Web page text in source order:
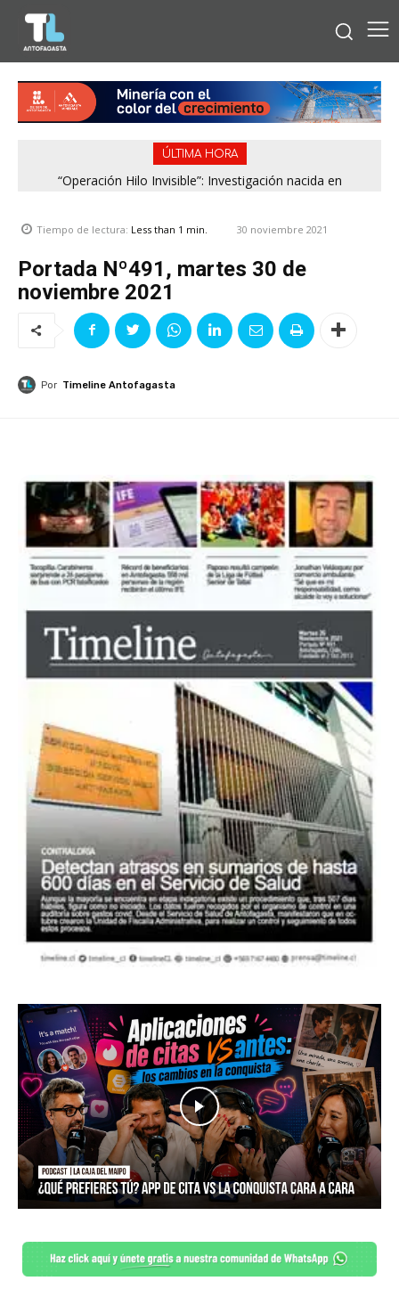
ÚLTIMA HORA
“Operación Hilo Invisible”: Investigación nacida en
Tiempo de lectura: Less than 1 min. 30 noviembre 2021
Portada Nº491, martes 30 de
noviembre 2021
Por Timeline Antofagasta